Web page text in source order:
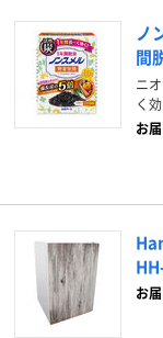
ノ
間
ニ
く効
お届
お届